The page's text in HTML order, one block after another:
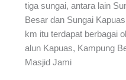
tiga sungai, antara lain
Besar dan Sungai
km itu terdapat berbagai
alun Kapuas, Kampung
Masjid Jami